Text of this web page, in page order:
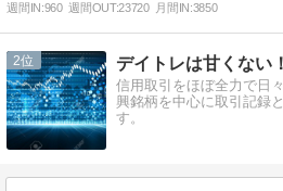
週間IN:960 週間OUT:23720 月間IN:3850
2 デイトレは甘くない！
信用取引をほぼ全力で日
興銘柄を中心に取引記録
す。